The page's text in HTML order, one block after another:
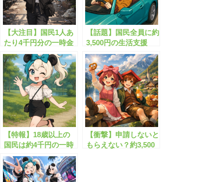
【大注目】国民1人あ
たり4千円分の一時金
がもらえます！
【話題】国民全員に約
3,500円の生活支援
金！
【特報】18歳以上の
国民は約4千円の一時
金が支給されます！
【衝撃】申請しないと
もらえない？約3,500